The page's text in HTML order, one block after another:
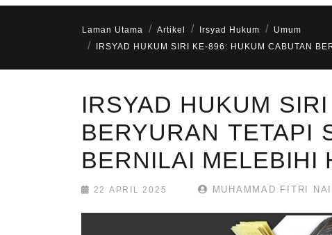
Laman Utama Artikel Irsyad Hukum
Umum
IRSYAD HUKUM SIRI KE-896: HUKUM CABUTAN
IRSYAD HUKUM
BERYURAN TETAPI
BERNILAI MELEBIHI
22 APRIL 2025 MUHAMMAD FITRI